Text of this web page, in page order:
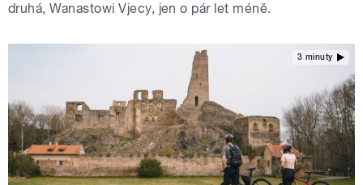
druhá, Wanastowi Vjecy, jen o pár let méně.
3 minuty